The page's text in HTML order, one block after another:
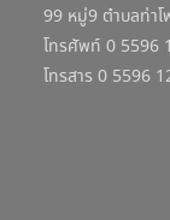
99 หมู่9 ตำบลท่า
โทรศัพท์ 0 5596
โทรสาร 0 5596